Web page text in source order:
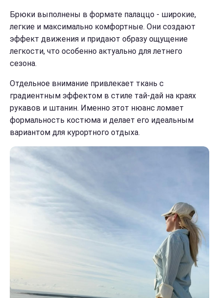
Брюки выполнены в формате палаццо - широкие,
легкие и максимально комфортные. Они создают
эффект движения и придают образу ощущение
легкости, что особенно актуально для летнего
сезона.
Отдельное внимание привлекает ткань с
градиентным эффектом в стиле тай-дай на краях
рукавов и штанин. Именно этот нюанс ломает
формальность костюма и делает его идеальным
вариантом для курортного отдыха.